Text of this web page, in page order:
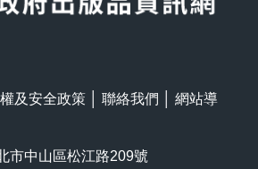
及安全政策 聯絡我們
網站導
市中山區松江路209號